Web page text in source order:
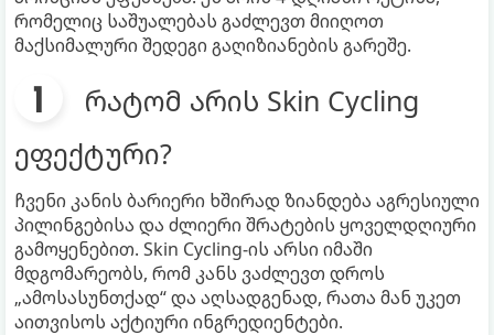
რომელიც საშუალებას გაძლევთ მიიღოთ
მაქსიმალური შედეგი გაღიზიანების გარეშე.
რატომ არის Skin Cycling
ეფექტური?
ჩვენი კანის ბარიერი ხშირად ზიანდება აგრესიული
პილინგებისა და ძლიერი შრატების ყოველდღიური
გამოყენებით. Skin Cycling-ის არსი იმაში
მდგომარეობს, რომ კანს ვაძლევთ დროს
„ამოსასუნთქად“ და აღსადგენად, რათა მან უკეთ
აითვისოს აქტიური ინგრედიენტები.